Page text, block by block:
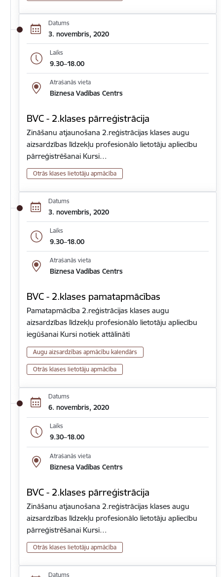
Datums
3. novembris, 2020
Laiks
9.30–18.00
Atrašanās vieta
Biznesa Vadības Centrs
BVC - 2.klases pārreģistrācija
Zināšanu atjaunošana 2.reģistrācijas klases augu
aizsardzības līdzekļu profesionālo lietotāju apliecību
pārreģistrēšanai Kursi…
Otrās klases lietotāju apmācība
Datums
3. novembris, 2020
Laiks
9.30–18.00
Atrašanās vieta
Biznesa Vadības Centrs
BVC - 2.klases pamatapmācības
Pamatapmācība 2.reģistrācijas klases augu
aizsardzības līdzekļu profesionālo lietotāju apliecību
iegūšanai Kursi notiek attālināti
Augu aizsardzības apmācību kalendārs
Otrās klases lietotāju apmācība
Datums
6. novembris, 2020
Laiks
9.30–18.00
Atrašanās vieta
Biznesa Vadības Centrs
BVC - 2.klases pārreģistrācija
Zināšanu atjaunošana 2.reģistrācijas klases augu
aizsardzības līdzekļu profesionālo lietotāju apliecību
pārreģistrēšanai Kursi…
Otrās klases lietotāju apmācība
Datums